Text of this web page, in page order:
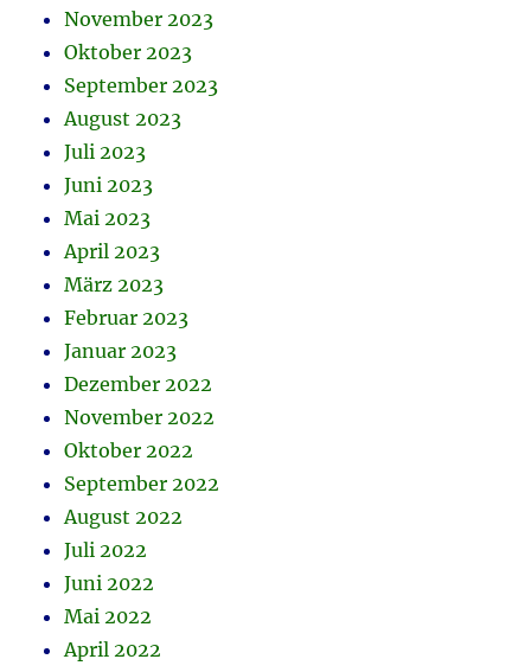
November 2023
Oktober 2023
September 2023
August 2023
Juli 2023
Juni 2023
Mai 2023
April 2023
März 2023
Februar 2023
Januar 2023
Dezember 2022
November 2022
Oktober 2022
September 2022
August 2022
Juli 2022
Juni 2022
Mai 2022
April 2022